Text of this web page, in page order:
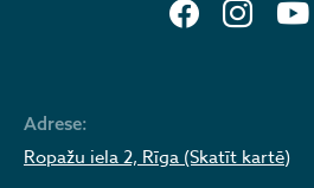
Adrese:
Ropažu iela 2, Rīga (Skatīt kartē)